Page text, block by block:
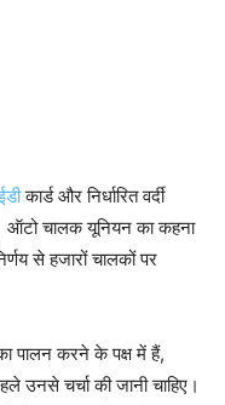
कार्ड और निर्धारित वर्दी
ऑटो चालक यूनियन का कहना
से हजारों चालकों पर
पालन करने के पक्ष में हैं,
उनसे चर्चा की जानी चाहिए।